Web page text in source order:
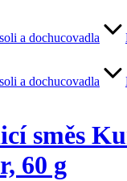
a dochucovadla
a dochucovadla
směs
60 g